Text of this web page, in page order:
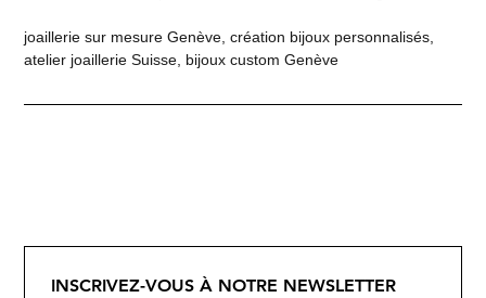
joaillerie sur mesure Genève, création bijoux personnalisés,
atelier joaillerie Suisse, bijoux custom Genève
INSCRIVEZ-VOUS À NOTRE NEWSLETTER